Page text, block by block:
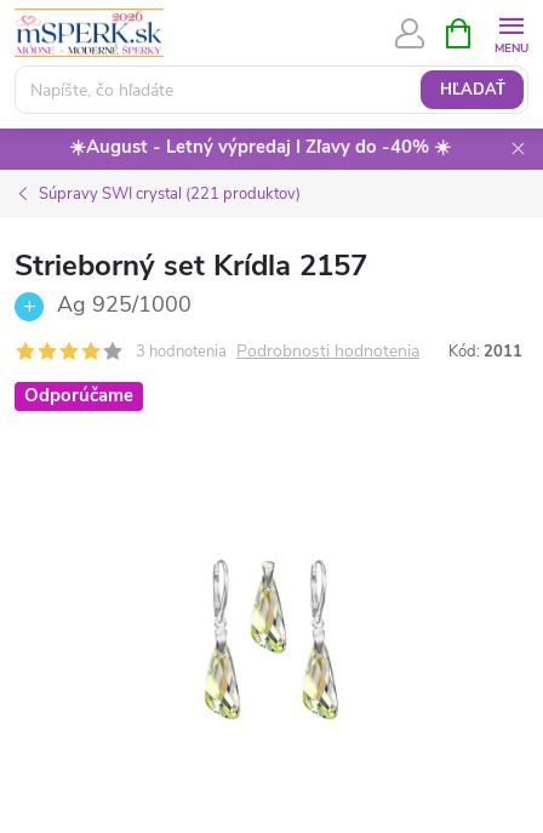
Prejsť
obsah
HĽADAŤ
KOŠÍK
☀️August - Letný výpredaj I Zľavy do -40% ☀️
Súpravy SWI crystal (221 produktov)
Strieborný set Krídla 2157
Ag 925/1000
3 hodnotenia Podrobnosti hodnotenia Kód: 2011
Odporúčame